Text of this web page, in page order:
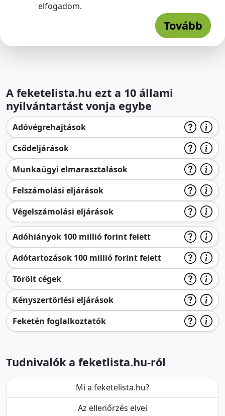
elfogadom.
Tovább
A feketelista.hu ezt a 10 állami
nyilvántartást vonja egybe
Adóvégrehajtások
Csődeljárások
Munkaügyi elmarasztalások
Felszámolási eljárások
Végelszámolási eljárások
Adóhiányok 100 millió forint felett
Adótartozások 100 millió forint felett
Törölt cégek
Kényszertörlési eljárások
Feketén foglalkoztatók
Tudnivalók a feketlista.hu-ról
Mi a feketelista.hu?
Az ellenőrzés elvei